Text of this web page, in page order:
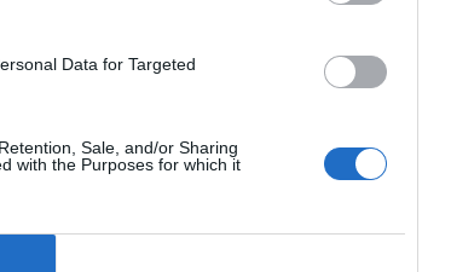
Data for Targeted
Sale, and/or Sharing
with the Purposes for which it